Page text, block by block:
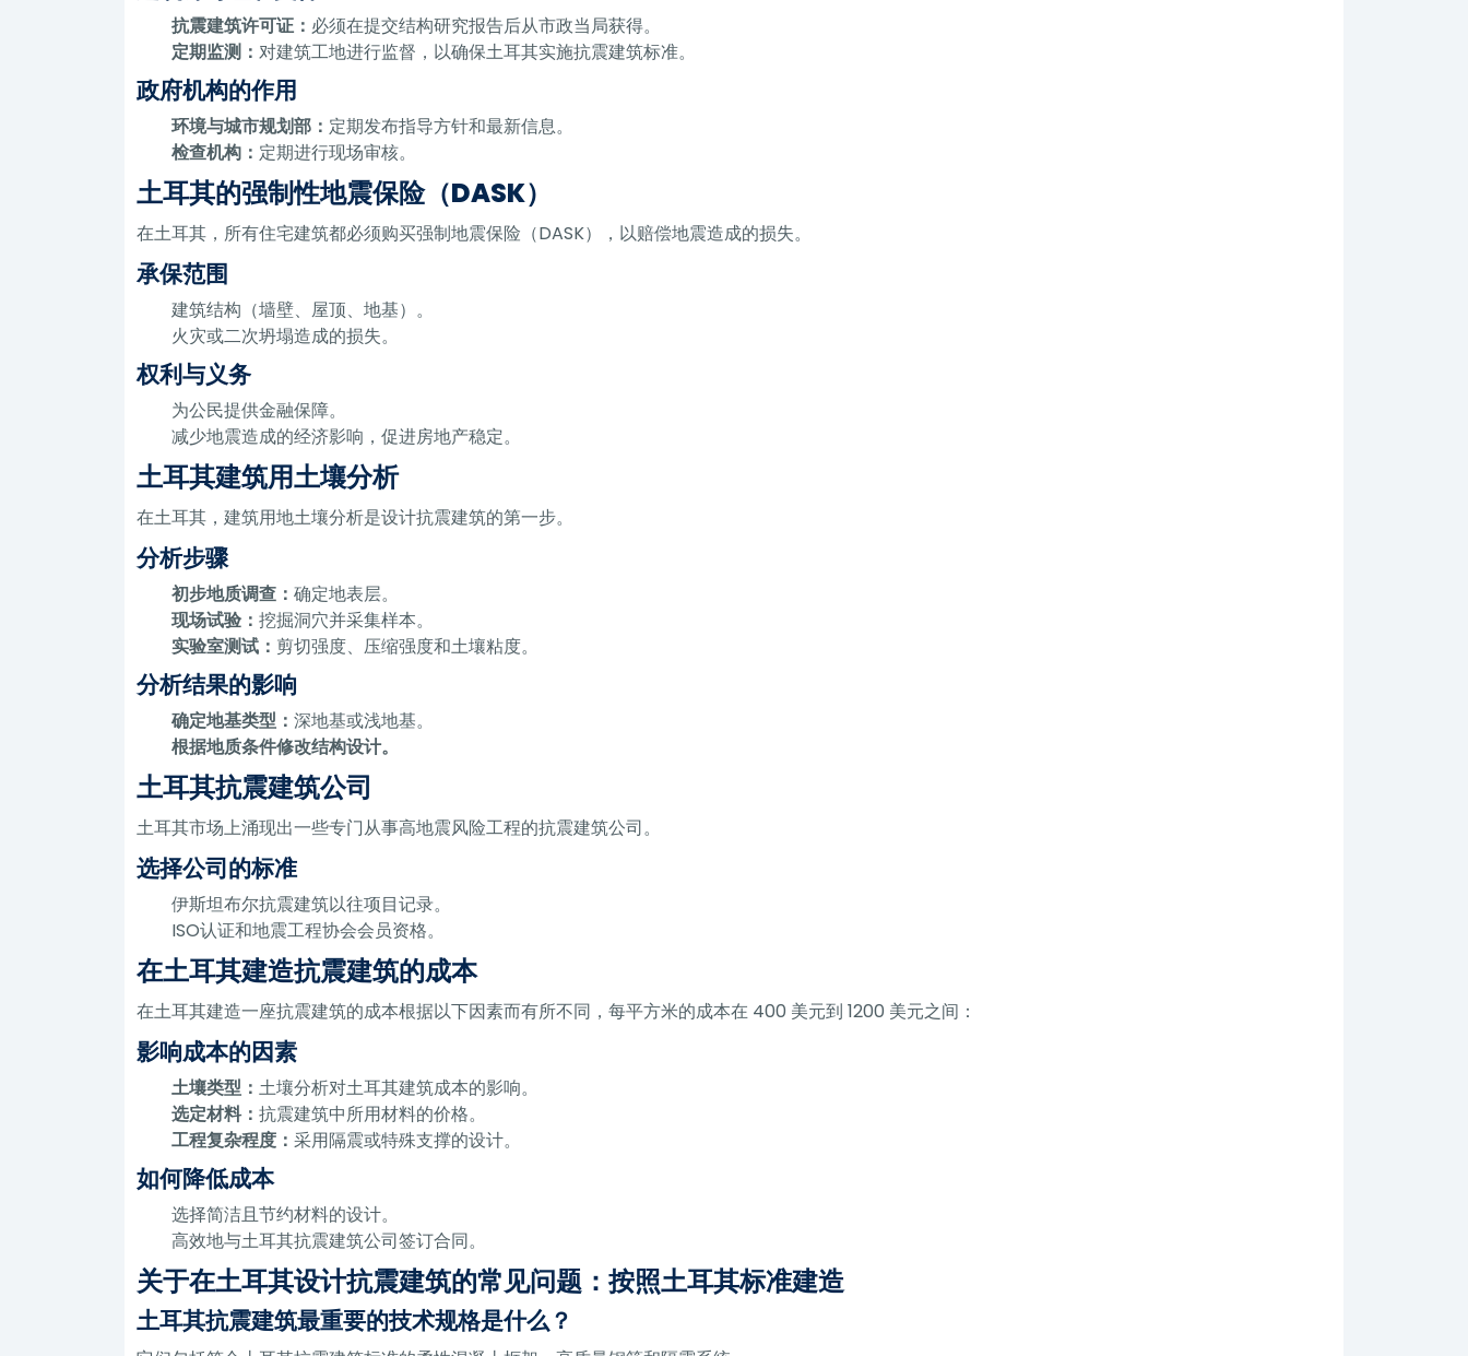
抗震建筑许可证：必须在提交结构研究报告后从市政当局获得。
定期监测：对建筑工地进行监督，以确保土耳其实施抗震建筑标准。
政府机构的作用
环境与城市规划部： 定期发布指导方针和最新信息。
检查机构： 定期进行现场审核。
土耳其的强制性地震保险（DASK）
在土耳其，所有住宅建筑都必须购买强制地震保险（DASK），以赔偿地震造成的损失。
承保范围
建筑结构（墙壁、屋顶、地基）。
火灾或二次坍塌造成的损失。
权利与义务
为公民提供金融保障。
减少地震造成的经济影响，促进房地产稳定。
土耳其建筑用土壤分析
在土耳其，建筑用地土壤分析是设计抗震建筑的第一步。
分析步骤
初步地质调查：确定地表层。
现场试验：挖掘洞穴并采集样本。
实验室测试： 剪切强度、压缩强度和土壤粘度。
分析结果的影响
确定地基类型：深地基或浅地基。
根据地质条件修改结构设计。
土耳其抗震建筑公司
土耳其市场上涌现出一些专门从事高地震风险工程的抗震建筑公司。
选择公司的标准
伊斯坦布尔抗震建筑以往项目记录。
ISO认证和地震工程协会会员资格。
在土耳其建造抗震建筑的成本
在土耳其建造一座抗震建筑的成本根据以下因素而有所不同，每平方米的成本在 400 美元到 1200 美元之间：
影响成本的因素
土壤类型：土壤分析对土耳其建筑成本的影响。
选定材料：抗震建筑中所用材料的价格。
工程复杂程度：采用隔震或特殊支撑的设计。
如何降低成本
选择简洁且节约材料的设计。
高效地与土耳其抗震建筑公司签订合同。
关于在土耳其设计抗震建筑的常见问题：按照土耳其标准建造
土耳其抗震建筑最重要的技术规格是什么？